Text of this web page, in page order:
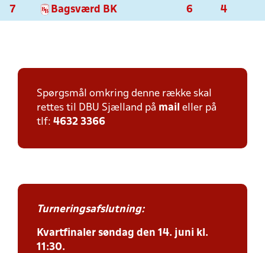
7 Bagsværd BK 6 4
Spørgsmål omkring denne række skal
rettes til DBU Sjælland på mail eller på
tlf: 4632 3366
Turneringsafslutning:
Kvartfinaler søndag den 14. juni kl.
11:30.